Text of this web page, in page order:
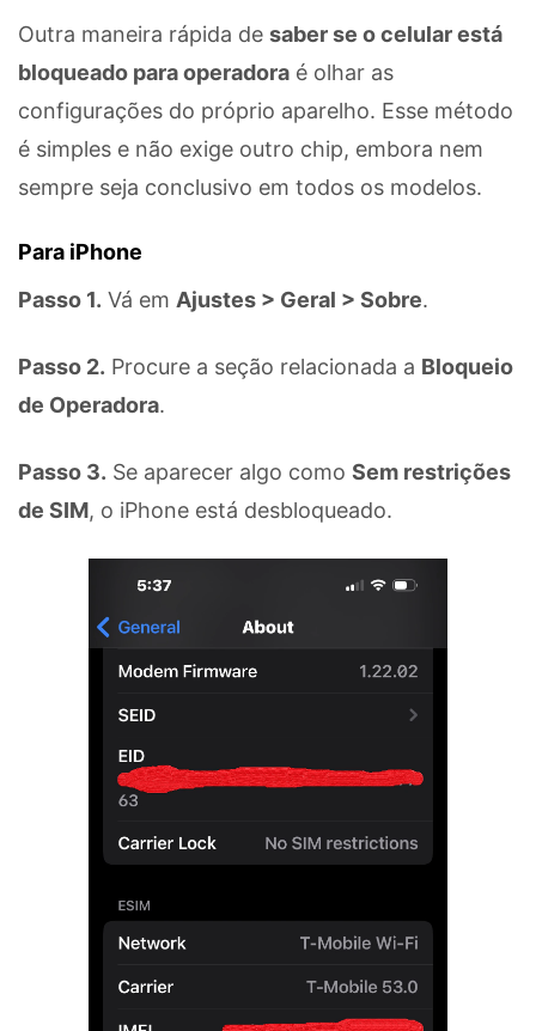
Outra maneira rápida de saber se o celular está
bloqueado para operadora é olhar as
configurações do próprio aparelho. Esse método
é simples e não exige outro chip, embora nem
sempre seja conclusivo em todos os modelos.
Para iPhone
Passo 1. Vá em Ajustes > Geral > Sobre.
Passo 2. Procure a seção relacionada a Bloqueio
de Operadora.
Passo 3. Se aparecer algo como Sem restrições
de SIM, o iPhone está desbloqueado.
50M+ usuários, 17+ anos
Desbloqueie e repare seu celular
Recupere, proteja e transfira dados faclimente
Tecnologia de IA, sem complicação
Abrir APP